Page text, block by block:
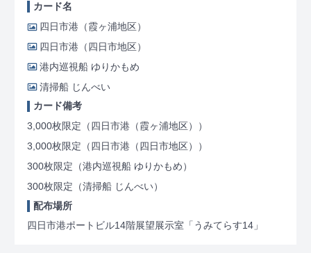
カード名
四日市港（霞ヶ浦地区）
四日市港（四日市地区）
港内巡視船 ゆりかもめ
清掃船 じんべい
カード備考
3,000枚限定 （四日市港（霞ヶ浦地区））
3,000枚限定 （四日市港（四日市地区））
300枚限定 （港内巡視船 ゆりかもめ）
300枚限定 （清掃船 じんべい）
配布場所
四日市港ポートビル14階展望展示室「うみてらす14」